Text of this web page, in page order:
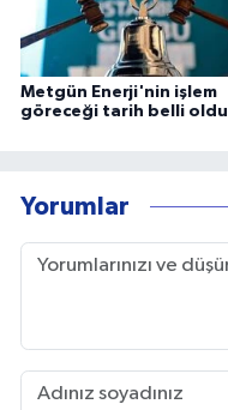
Metgün Enerji'nin işlem
göreceği tarih belli oldu
Yorumlar